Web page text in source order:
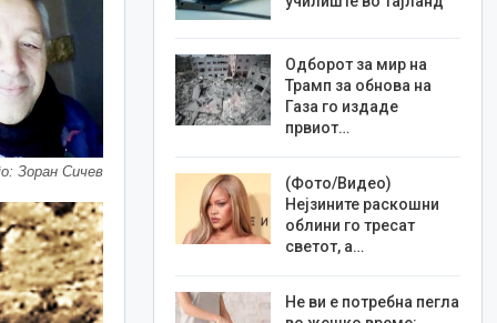
Зоран Сичев
Одборот за мир на
Трамп за обнова на
Газа го издаде
првиот…
(Фото/Видео)
Нејзините раскошни
облини го тресат
светот, а…
Не ви е потребна пегла